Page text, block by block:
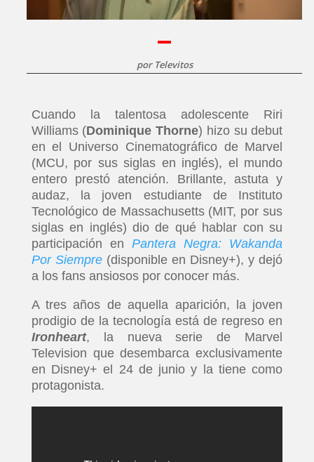
por Televitos
Cuando la talentosa adolescente Riri
Williams (Dominique Thorne) hizo su debut
en el Universo Cinematográfico de Marvel
(MCU, por sus siglas en inglés), el mundo
entero prestó atención. Brillante, astuta y
audaz, la joven estudiante de Instituto
Tecnológico de Massachusetts (MIT, por sus
siglas en inglés) dio de qué hablar con su
participación en Pantera Negra: Wakanda
Por Siempre (disponible en Disney+), y dejó
a los fans ansiosos por conocer más.
A tres años de aquella aparición, la joven
prodigio de la tecnología está de regreso en
Ironheart, la nueva serie de Marvel
Television que desembarca exclusivamente
en Disney+ el 24 de junio y la tiene como
protagonista.